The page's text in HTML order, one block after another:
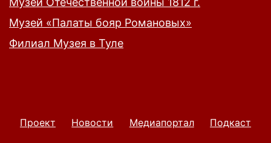
Музей «Палаты бояр Романовых»
Филиал Музея в Туле
Проект Новости Медиапортал Подкаст